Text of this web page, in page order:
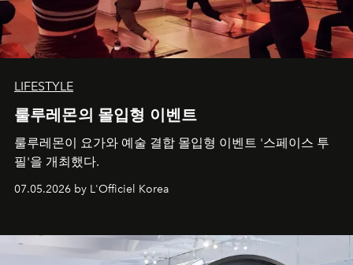
LIFESTYLE
룰루레몬의 몰입형 이벤트
룰루레몬이 요가와 예술 결합 몰입형 이벤트 '스페이스 투
필'을 개최했다.
07.05.2026 by L'Officiel Korea